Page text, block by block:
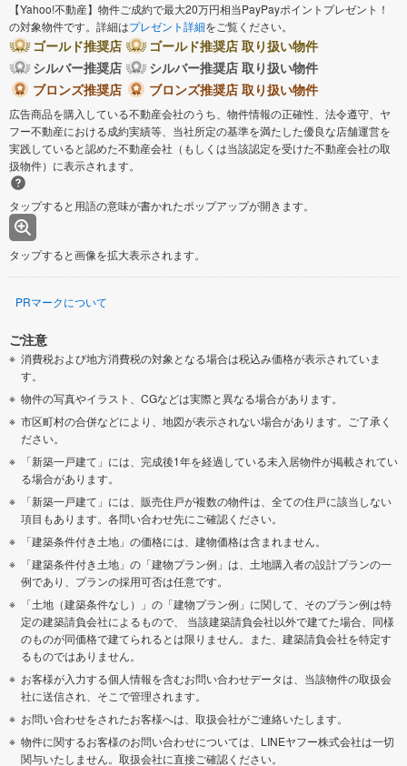
【Yahoo!不動産】物件ご成約で最大20万円相当PayPayポイントプレゼント！
の対象物件です。詳細はプレゼント詳細をご覧ください。
ゴールド推奨店
ゴールド推奨店 取り扱い物件
シルバー推奨店
シルバー推奨店 取り扱い物件
ブロンズ推奨店
ブロンズ推奨店 取り扱い物件
広告商品を購入している不動産会社のうち、物件情報の正確性、法令遵守、ヤ
フー不動産における成約実績等、当社所定の基準を満たした優良な店舗運営を
実践していると認めた不動産会社（もしくは当該認定を受けた不動産会社の取
扱物件）に表示されます。
タップすると用語の意味が書かれたポップアップが開きます。
タップすると画像を拡大表示されます。
PRマークについて
ご注意
消費税および地方消費税の対象となる場合は税込み価格が表示されていま
す。
物件の写真やイラスト、CGなどは実際と異なる場合があります。
市区町村の合併などにより、地図が表示されない場合があります。ご了承く
ださい。
「新築一戸建て」には、完成後1年を経過している未入居物件が掲載されてい
る場合があります。
「新築一戸建て」には、販売住戸が複数の物件は、全ての住戸に該当しない
項目もあります。各問い合わせ先にご確認ください。
「建築条件付き土地」の価格には、建物価格は含まれません。
「建築条件付き土地」の「建物プラン例」は、土地購入者の設計プランの一
例であり、プランの採用可否は任意です。
「土地（建築条件なし）」の「建物プラン例」に関して、そのプラン例は特
定の建築請負会社によるもので、 当該建築請負会社以外で建てた場合、同様
のものが同価格で建てられるとは限りません。また、建築請負会社を特定す
るものではありません。
お客様が入力する個人情報を含むお問い合わせデータは、当該物件の取扱会
社に送信され、そこで管理されます。
お問い合わせをされたお客様へは、取扱会社がご連絡いたします。
物件に関するお客様のお問い合わせについては、LINEヤフー株式会社は一切
関与いたしません。取扱会社に直接ご確認ください。